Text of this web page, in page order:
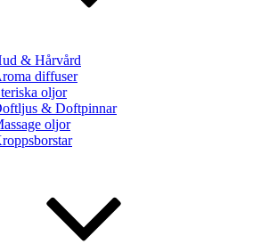
& Hårvård
diffuser
oljor
& Doftpinnar
oljor